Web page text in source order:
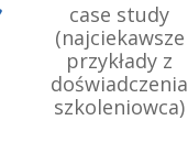
case study
(najciekawsze
przykłady z
doświadczenia
szkoleniowca)